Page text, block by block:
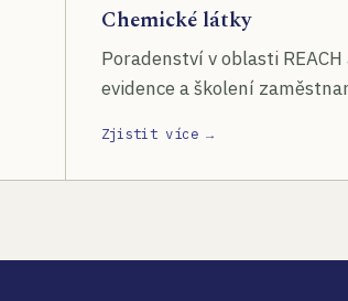
Chemické látky
Poradenství v oblasti
evidence a školení
Zjistit více →